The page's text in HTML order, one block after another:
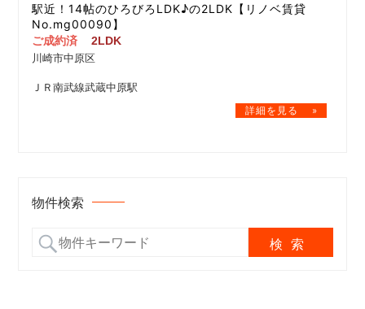
駅近！14帖のひろびろLDK♪の2LDK【リノベ賃貸
No.mg00090】
ご成約済
2LDK
川崎市中原区
ＪＲ南武線武蔵中原駅
物件検索